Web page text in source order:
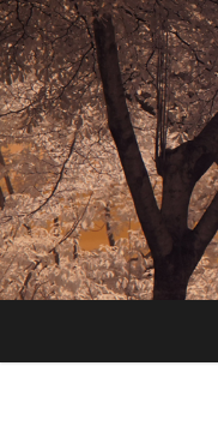
Skip
to
content